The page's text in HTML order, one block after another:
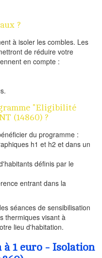
?
à isoler les combles. Les
de réduire votre
en compte :
"Eligibilité
(14860) ?
du programme :
h1 et h2 et dans un
définis par le
entrant dans la
séances de sensibilisation
thermiques visant à
lieu d'habitation.
1 euro - Isolation